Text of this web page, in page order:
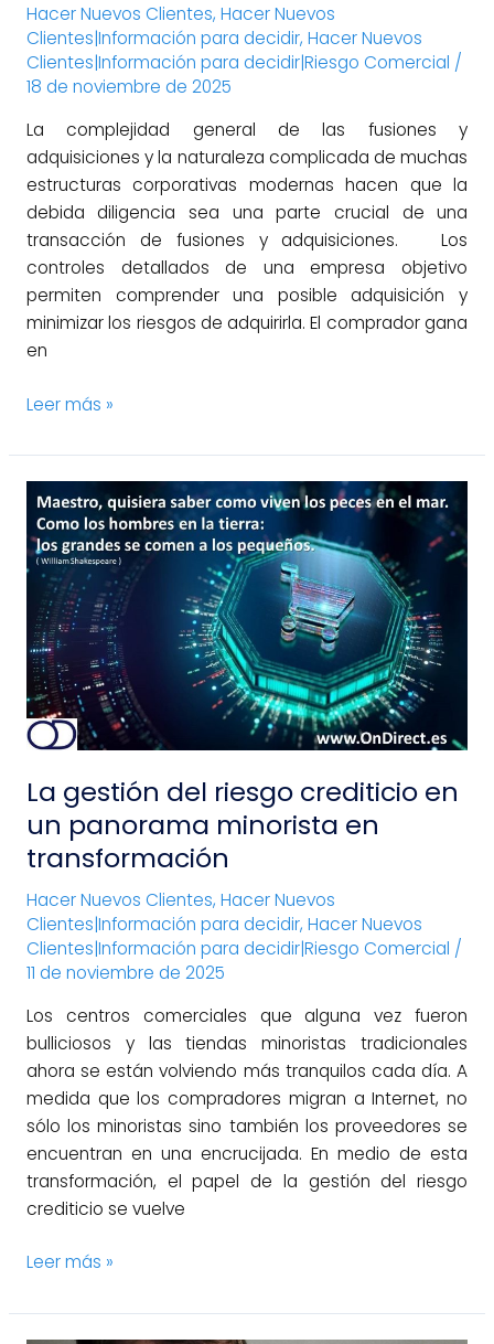
Hacer Nuevos Clientes, Hacer Nuevos
Clientes|Información para decidir, Hacer Nuevos
Clientes|Información para decidir|Riesgo Comercial /
18 de noviembre de 2025
La complejidad general de las fusiones y
adquisiciones y la naturaleza complicada de muchas
estructuras corporativas modernas hacen que la
debida diligencia sea una parte crucial de una
transacción de fusiones y adquisiciones. Los
controles detallados de una empresa objetivo
permiten comprender una posible adquisición y
minimizar los riesgos de adquirirla. El comprador gana
en
Leer más »
La gestión del riesgo crediticio en
un panorama minorista en
transformación
Hacer Nuevos Clientes, Hacer Nuevos
Clientes|Información para decidir, Hacer Nuevos
Clientes|Información para decidir|Riesgo Comercial /
11 de noviembre de 2025
Los centros comerciales que alguna vez fueron
bulliciosos y las tiendas minoristas tradicionales
ahora se están volviendo más tranquilos cada día. A
medida que los compradores migran a Internet, no
sólo los minoristas sino también los proveedores se
encuentran en una encrucijada. En medio de esta
transformación, el papel de la gestión del riesgo
crediticio se vuelve
La
gestión
del
riesgo
crediticio
en
un
panorama
minorista
en
Leer más »